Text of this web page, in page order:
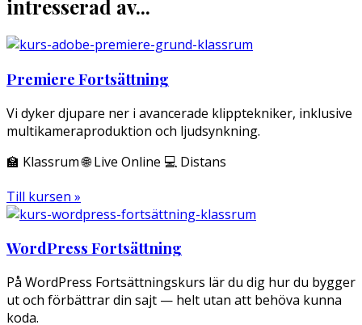
intresserad av...
Premiere Fortsättning
Vi dyker djupare ner i avancerade klipptekniker, inklusive
multikameraproduktion och ljudsynkning.
🏫 Klassrum 🌐 Live Online 💻 Distans
Till kursen »
WordPress Fortsättning
På WordPress Fortsättningskurs lär du dig hur du bygger
ut och förbättrar din sajt — helt utan att behöva kunna
koda.